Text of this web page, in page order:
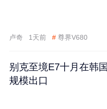
卢奇 1天前 # 尊界V680
别克至境E7十月在韩
规模出口